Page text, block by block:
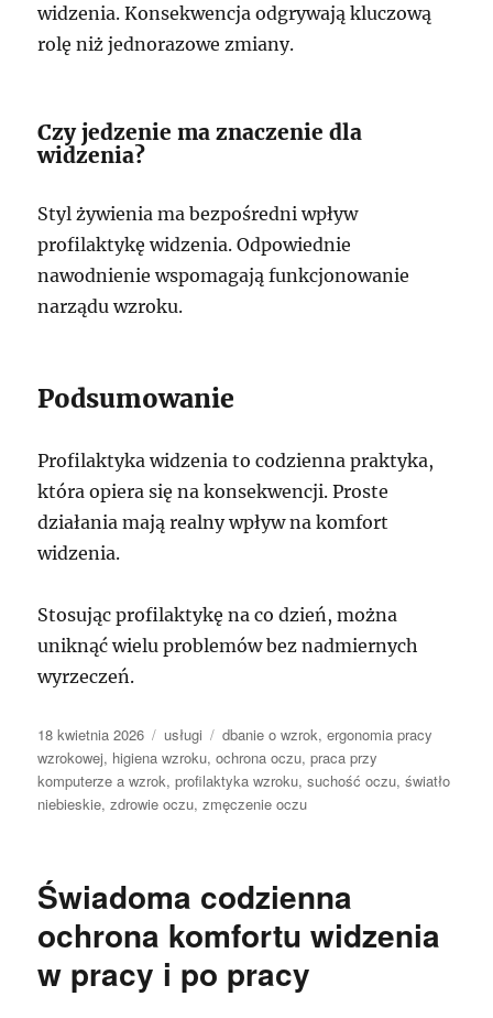
widzenia. Konsekwencja odgrywają kluczową
rolę niż jednorazowe zmiany.
Czy jedzenie ma znaczenie dla
widzenia?
Styl żywienia ma bezpośredni wpływ
profilaktykę widzenia. Odpowiednie
nawodnienie wspomagają funkcjonowanie
narządu wzroku.
Podsumowanie
Profilaktyka widzenia to codzienna praktyka,
która opiera się na konsekwencji. Proste
działania mają realny wpływ na komfort
widzenia.
Stosując profilaktykę na co dzień, można
uniknąć wielu problemów bez nadmiernych
wyrzeczeń.
Data
publikacji
18 kwietnia 2026 Kategorie
usługi Tagi
dbanie o wzrok,ergonomia pracy
wzrokowej, higiena wzroku,ochrona oczu,praca przy
komputerze a wzrok,profilaktyka wzroku,suchość oczu,światło
niebieskie,zdrowie oczu,zmęczenie oczu
Świadoma codzienna
ochrona komfortu widzenia
w pracy i po pracy